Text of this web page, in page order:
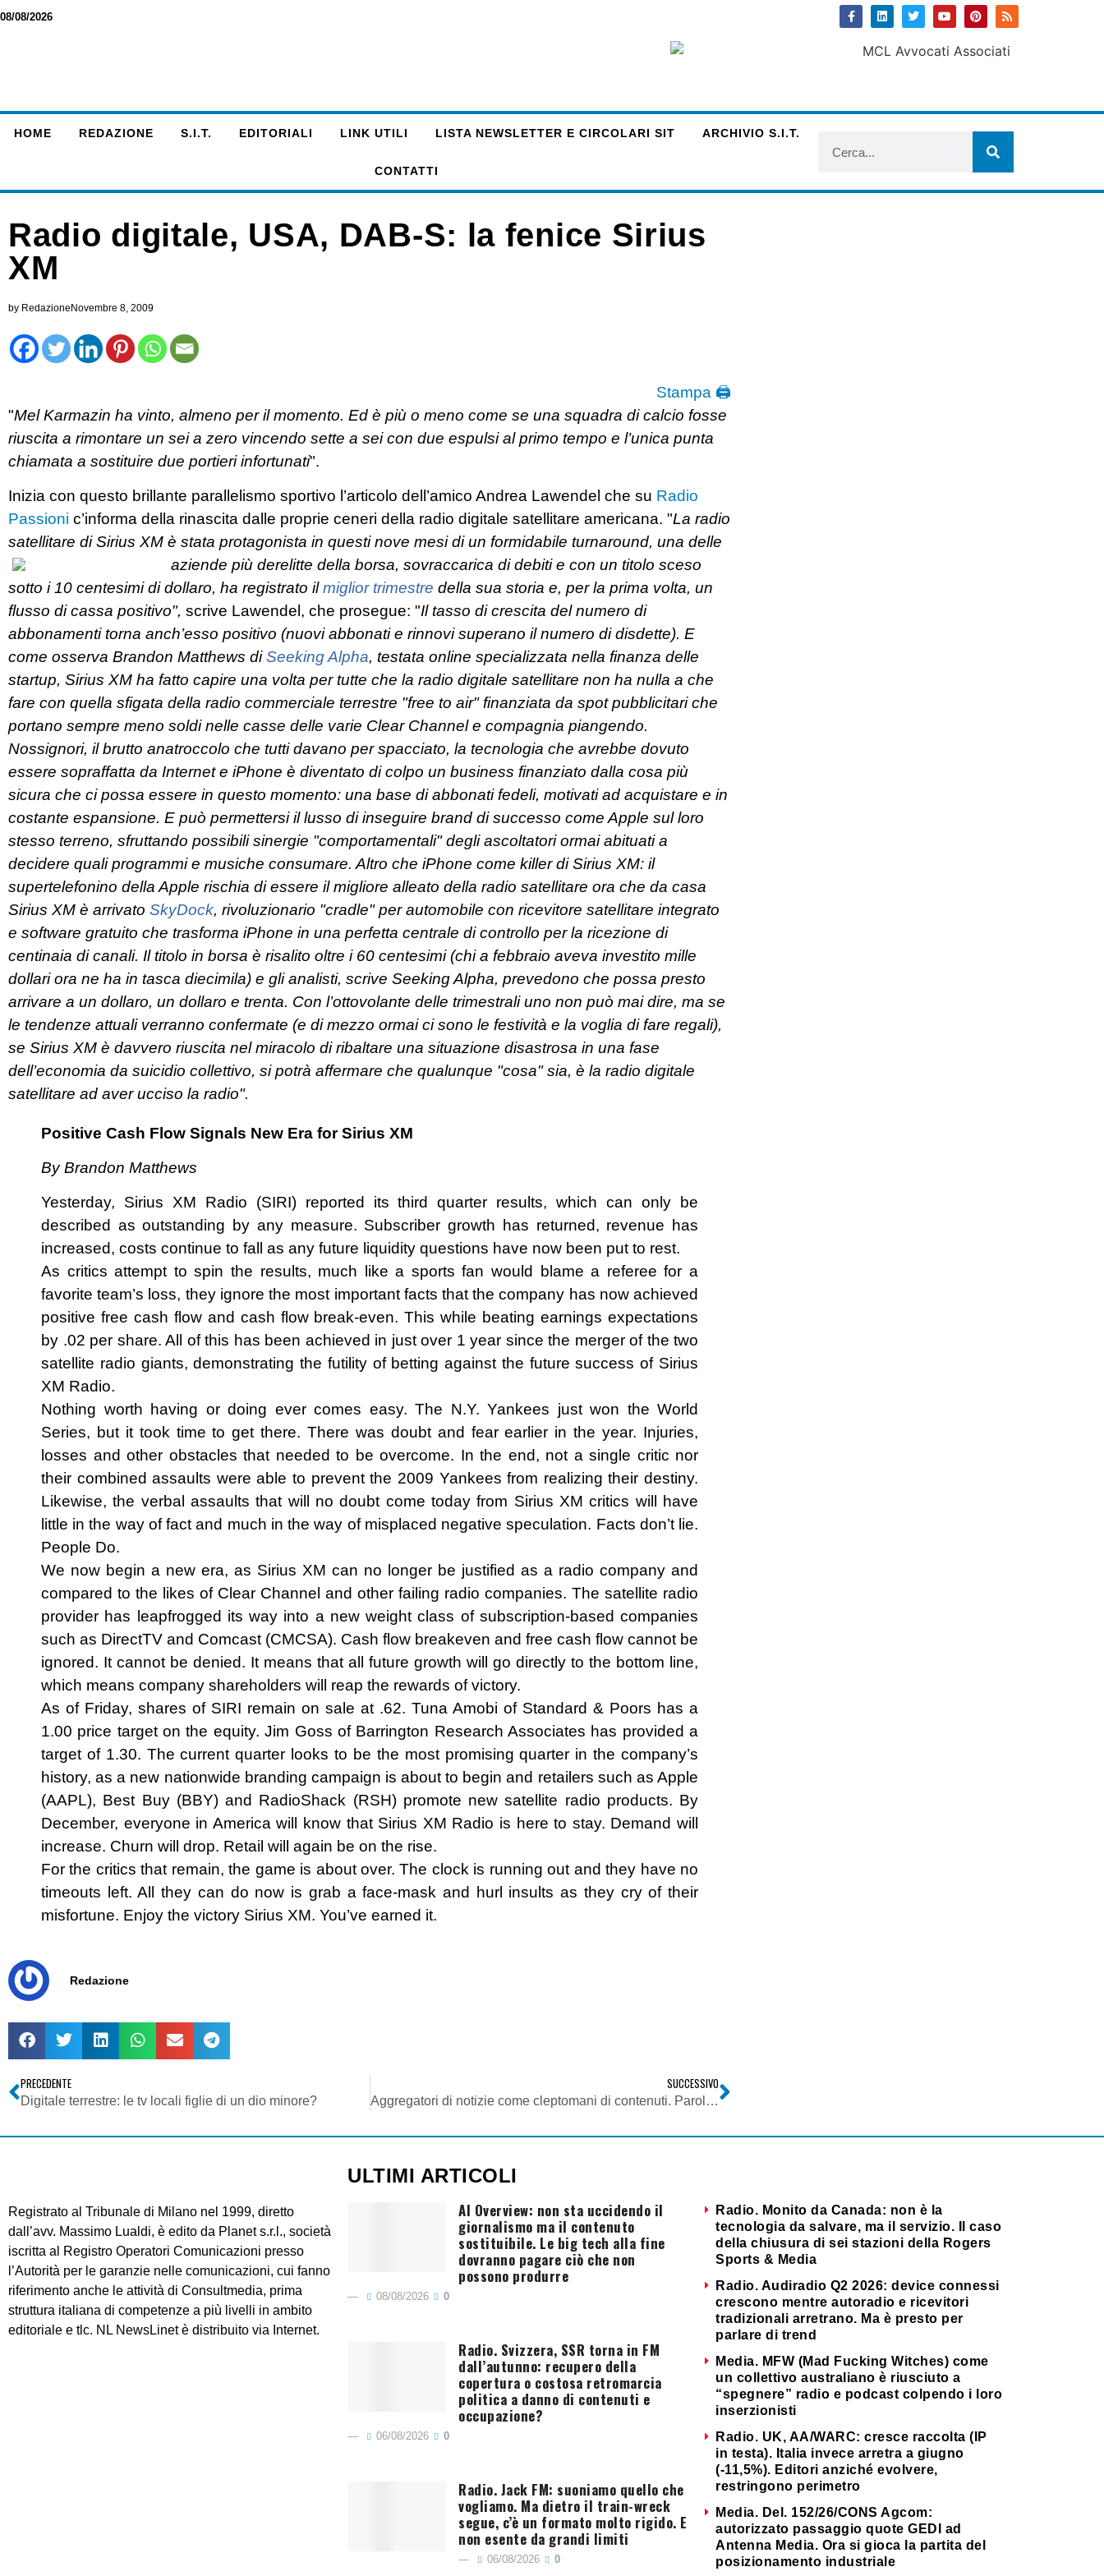
08/08/2026
HOME REDAZIONE S.I.T. EDITORIALI LINK UTILI LISTA NEWSLETTER E CIRCOLARI SIT ARCHIVIO S.I.T.
CONTATTI
Radio digitale, USA, DAB-S: la fenice Sirius
XM
by Redazione Novembre 8, 2009
Stampa 🖨
"Mel Karmazin ha vinto, almeno per il momento. Ed è più o meno come se una squadra di calcio fosse
riuscita a rimontare un sei a zero vincendo sette a sei con due espulsi al primo tempo e l’unica punta
chiamata a sostituire due portieri infortunati".
Inizia con questo brillante parallelismo sportivo l’articolo dell’amico Andrea Lawendel che su Radio
Passioni c’informa della rinascita dalle proprie ceneri della radio digitale satellitare americana. "La radio
satellitare di Sirius XM è stata protagonista in questi nove mesi di un formidabile turnaround, una delle
aziende più derelitte della borsa, sovraccarica di debiti e con un titolo sceso
sotto i 10 centesimi di dollaro, ha registrato ilmiglior trimestre della sua storia e, per la prima volta, un
flusso di cassa positivo", scrive Lawendel, che prosegue: "Il tasso di crescita del numero di
abbonamenti torna anch’esso positivo (nuovi abbonati e rinnovi superano il numero di disdette). E
come osserva Brandon Matthews diSeeking Alpha, testata online specializzata nella finanza delle
startup, Sirius XM ha fatto capire una volta per tutte che la radio digitale satellitare non ha nulla a che
fare con quella sfigata della radio commerciale terrestre "free to air" finanziata da spot pubblicitari che
portano sempre meno soldi nelle casse delle varie Clear Channel e compagnia piangendo.
Nossignori, il brutto anatroccolo che tutti davano per spacciato, la tecnologia che avrebbe dovuto
essere sopraffatta da Internet e iPhone è diventato di colpo un business finanziato dalla cosa più
sicura che ci possa essere in questo momento: una base di abbonati fedeli, motivati ad acquistare e in
costante espansione. E può permettersi il lusso di inseguire brand di successo come Apple sul loro
stesso terreno, sfruttando possibili sinergie "comportamentali" degli ascoltatori ormai abituati a
decidere quali programmi e musiche consumare. Altro che iPhone come killer di Sirius XM: il
supertelefonino della Apple rischia di essere il migliore alleato della radio satellitare ora che da casa
Sirius XM è arrivato SkyDock, rivoluzionario "cradle" per automobile con ricevitore satellitare integrato
e software gratuito che trasforma iPhone in una perfetta centrale di controllo per la ricezione di
centinaia di canali. Il titolo in borsa è risalito oltre i 60 centesimi (chi a febbraio aveva investito mille
dollari ora ne ha in tasca diecimila) e gli analisti, scrive Seeking Alpha, prevedono che possa presto
arrivare a un dollaro, un dollaro e trenta. Con l’ottovolante delle trimestrali uno non può mai dire, ma se
le tendenze attuali verranno confermate (e di mezzo ormai ci sono le festività e la voglia di fare regali),
se Sirius XM è davvero riuscita nel miracolo di ribaltare una situazione disastrosa in una fase
dell’economia da suicidio collettivo, si potrà affermare che qualunque "cosa" sia, è la radio digitale
satellitare ad aver ucciso la radio".
Positive Cash Flow Signals New Era for Sirius XM
By Brandon Matthews
Yesterday, Sirius XM Radio (SIRI) reported its third quarter results, which can only be
described as outstanding by any measure. Subscriber growth has returned, revenue has
increased, costs continue to fall as any future liquidity questions have now been put to rest.
As critics attempt to spin the results, much like a sports fan would blame a referee for a
favorite team’s loss, they ignore the most important facts that the company has now achieved
positive free cash flow and cash flow break-even. This while beating earnings expectations
by .02 per share. All of this has been achieved in just over 1 year since the merger of the two
satellite radio giants, demonstrating the futility of betting against the future success of Sirius
XM Radio.
Nothing worth having or doing ever comes easy. The N.Y. Yankees just won the World
Series, but it took time to get there. There was doubt and fear earlier in the year. Injuries,
losses and other obstacles that needed to be overcome. In the end, not a single critic nor
their combined assaults were able to prevent the 2009 Yankees from realizing their destiny.
Likewise, the verbal assaults that will no doubt come today from Sirius XM critics will have
little in the way of fact and much in the way of misplaced negative speculation. Facts don’t lie.
People Do.
We now begin a new era, as Sirius XM can no longer be justified as a radio company and
compared to the likes of Clear Channel and other failing radio companies. The satellite radio
provider has leapfrogged its way into a new weight class of subscription-based companies
such as DirectTV and Comcast (CMCSA). Cash flow breakeven and free cash flow cannot be
ignored. It cannot be denied. It means that all future growth will go directly to the bottom line,
which means company shareholders will reap the rewards of victory.
As of Friday, shares of SIRI remain on sale at .62. Tuna Amobi of Standard & Poors has a
1.00 price target on the equity. Jim Goss of Barrington Research Associates has provided a
target of 1.30. The current quarter looks to be the most promising quarter in the company’s
history, as a new nationwide branding campaign is about to begin and retailers such as Apple
(AAPL), Best Buy (BBY) and RadioShack (RSH) promote new satellite radio products. By
December, everyone in America will know that Sirius XM Radio is here to stay. Demand will
increase. Churn will drop. Retail will again be on the rise.
For the critics that remain, the game is about over. The clock is running out and they have no
timeouts left. All they can do now is grab a face-mask and hurl insults as they cry of their
misfortune. Enjoy the victory Sirius XM. You’ve earned it.
Redazione
PRECEDENTE
Digitale terrestre: le tv locali figlie di un dio minore?
SUCCESSIVO
Aggregatori di notizie come cleptomani di contenuti. Parola di Murdoch
Registrato al Tribunale di Milano nel 1999, diretto
dall’avv. Massimo Lualdi, è edito da Planet s.r.l., società
iscritta al Registro Operatori Comunicazioni presso
l’Autorità per le garanzie nelle comunicazioni, cui fanno
riferimento anche le attività di Consultmedia, prima
struttura italiana di competenze a più livelli in ambito
editoriale e tlc. NL NewsLinet è distribuito via Internet.
ULTIMI ARTICOLI
AI Overview: non sta uccidendo il
giornalismo ma il contenuto
sostituibile. Le big tech alla fine
dovranno pagare ciò che non
possono produrre
08/08/2026 0
Radio. Svizzera, SSR torna in FM
dall’autunno: recupero della
copertura o costosa retromarcia
politica a danno di contenuti e
occupazione?
06/08/2026 0
Radio. Jack FM: suoniamo quello che
vogliamo. Ma dietro il train-wreck
segue, c’è un formato molto rigido. E
non esente da grandi limiti
06/08/2026 0
Radio. Monito da Canada: non è la
tecnologia da salvare, ma il servizio. Il caso
della chiusura di sei stazioni della Rogers
Sports & Media
Radio. Audiradio Q2 2026: device connessi
crescono mentre autoradio e ricevitori
tradizionali arretrano. Ma è presto per
parlare di trend
Media. MFW (Mad Fucking Witches) come
un collettivo australiano è riusciuto a
“spegnere” radio e podcast colpendo i loro
inserzionisti
Radio. UK, AA/WARC: cresce raccolta (IP
in testa). Italia invece arretra a giugno
(-11,5%). Editori anziché evolvere,
restringono perimetro
Media. Del. 152/26/CONS Agcom:
autorizzato passaggio quote GEDI ad
Antenna Media. Ora si gioca la partita del
posizionamento industriale